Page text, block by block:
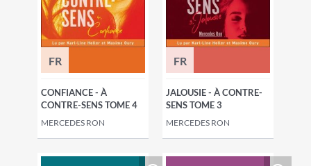
FR
CONFIANCE - À
CONTRE-SENS TOME 4
MERCEDES RON
FR
JALOUSIE - À CONTRE-
SENS TOME 3
MERCEDES RON